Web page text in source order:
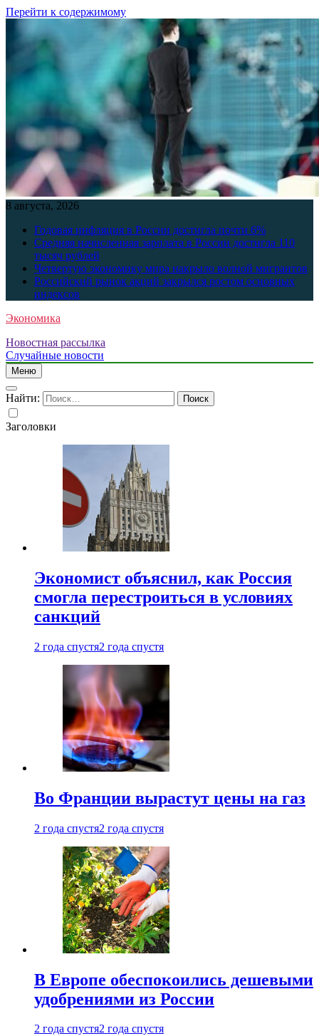
Перейти к содержимому
8 августа, 2026
Годовая инфляция в России достигла почти 6%
Средняя начисленная зарплата в России достигла 110
тысяч рублей
Четвертую экономику мира накрыло волной мигрантов
Российский рынок акций закрылся ростом основных
индексов
Экономика
Новостная рассылка
Случайные новости
Меню
Найти:
Заголовки
Экономист объяснил, как Россия
смогла перестроиться в условиях
санкций
2 года спустя2 года спустя
Во Франции вырастут цены на газ
2 года спустя2 года спустя
В Европе обеспокоились дешевыми
удобрениями из России
2 года спустя2 года спустя